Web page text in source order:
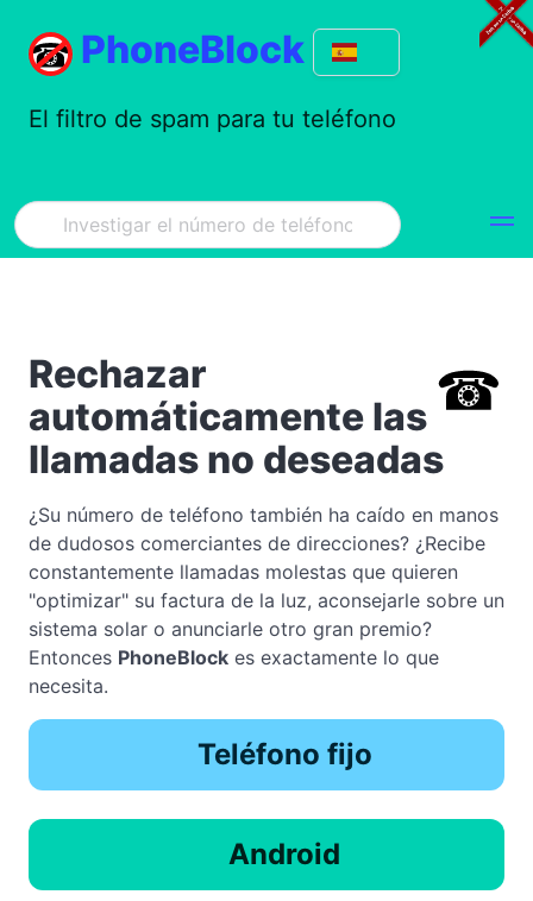
PhoneBlock
El filtro de spam para tu teléfono
Rechazar
automáticamente las
llamadas no deseadas
¿Su número de teléfono también ha caído en manos
de dudosos comerciantes de direcciones? ¿Recibe
constantemente llamadas molestas que quieren
"optimizar" su factura de la luz, aconsejarle sobre un
sistema solar o anunciarle otro gran premio?
Entonces PhoneBlock es exactamente lo que
necesita.
Teléfono fijo
Android